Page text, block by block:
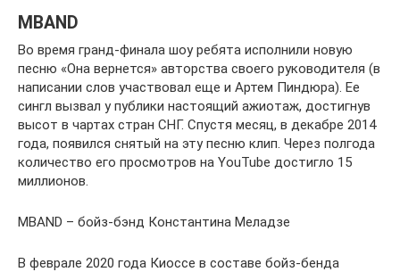
MBAND
Во время гранд-финала шоу ребята исполнили новую
песню «Она вернется» авторства своего руководителя (в
написании слов участвовал еще и Артем Пиндюра). Ее
сингл вызвал у публики настоящий ажиотаж, достигнув
высот в чартах стран СНГ. Спустя месяц, в декабре 2014
года, появился снятый на эту песню клип. Через полгода
количество его просмотров на YouTube достигло 15
миллионов.
MBAND – бойз-бэнд Константина Меладзе
В феврале 2020 года Киоссе в составе бойз-бенда